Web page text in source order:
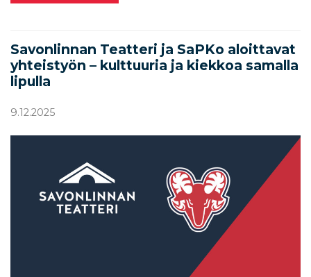
Savonlinnan Teatteri ja SaPKo aloittavat
yhteistyön – kulttuuria ja kiekkoa samalla
lipulla
9.12.2025